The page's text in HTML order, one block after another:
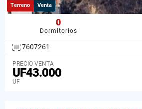
Terreno Venta
0
Dormitorios
7607261
PRECIO VENTA
UF43.000
UF